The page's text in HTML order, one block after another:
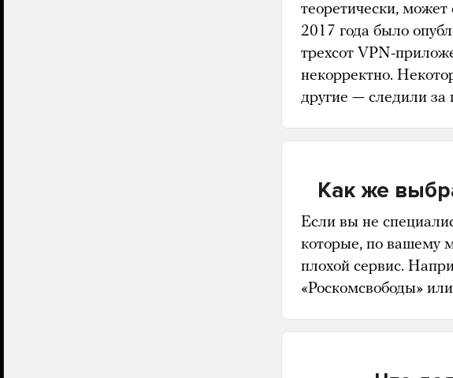
теоретически, может
2017 года было
трехсот VPN-
некорректно.
другие — следили за
Как же
Если вы не
которые, по вашему
плохой сервис.
«Роскомсвободы» или